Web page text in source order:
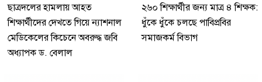
ছাত্রদলের হামলায় আহত
শিক্ষার্থীদের দেখতে গিয়ে ন্যাশনাল
মেডিকেলের কিচেনে অবরুদ্ধ জবি
অধ্যাপক ড. বেলাল
২৬০ শিক্ষার্থীর জন্য মাত্র ৪ শিক্ষক:
ধুঁকে ধুঁকে চলছে পাবিপ্রবির
সমাজকর্ম বিভাগ